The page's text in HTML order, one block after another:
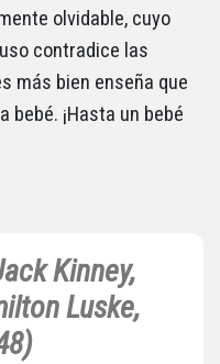
olvidable, cuyo
contradice las
más bien enseña que
bebé. ¡Hasta un bebé
Kinney,
Luske,